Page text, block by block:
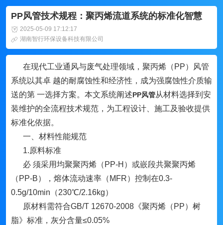
PP风管技术规程：聚丙烯流道系统的标准化智慧
2025-05-09 17:12:17
湖南智行环保设备科技有限公司
在现代工业通风与废气处理领域，聚丙烯（PP）风管
系统以其卓 越的耐腐蚀性和经济性，成为强腐蚀性介质输
送的第 一选择方案。本文系统阐述PP风管从材料选择到安
装维护的全流程技术规范，为工程设计、施工及验收提供
标准化依据。
一、材料性能规范
1.原料标准
必 须采用均聚聚丙烯（PP-H）或嵌段共聚聚丙烯
（PP-B），熔体流动速率（MFR）控制在0.3-
0.5g/10min（230℃/2.16kg）
原材料需符合GB/T 12670-2008《聚丙烯（PP）树
脂》标准，灰分含量≤0.05%